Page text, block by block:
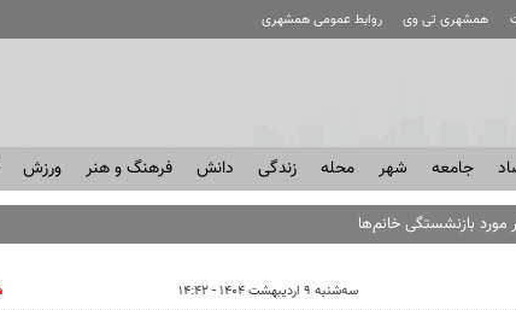
همشهری تی وی روابط عمومی همشهری
جامعه شهر محله زندگی دانش فرهنگ و هنر ورزش
بازنشستگی خانم‌ها
سه‌شنبه ۹ اردیبهشت ۱۴۰۴ - ۱۴:۴۲